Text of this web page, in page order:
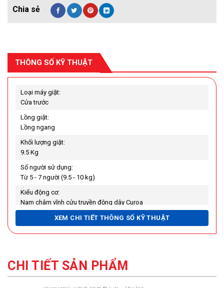
THÔNG SỐ KỸ THUẬT
Loại máy giặt:
Cửa trước
Lồng giặt:
Lồng ngang
Khối lượng giặt:
9.5 Kg
Số người sử dụng:
Từ 5 - 7 người (9.5 - 10 kg)
Kiểu động cơ:
Nam châm vĩnh cửu truyền động dây Curoa
Tốc độ quay vắt tối đa:
1200 vòng/phút
Chất liệu vỏ máy:
Kim loại sơn tĩnh điện
XEM CHI TIẾT THÔNG SỐ KỸ THUẬT
CHI TIẾT SẢN PHẨM